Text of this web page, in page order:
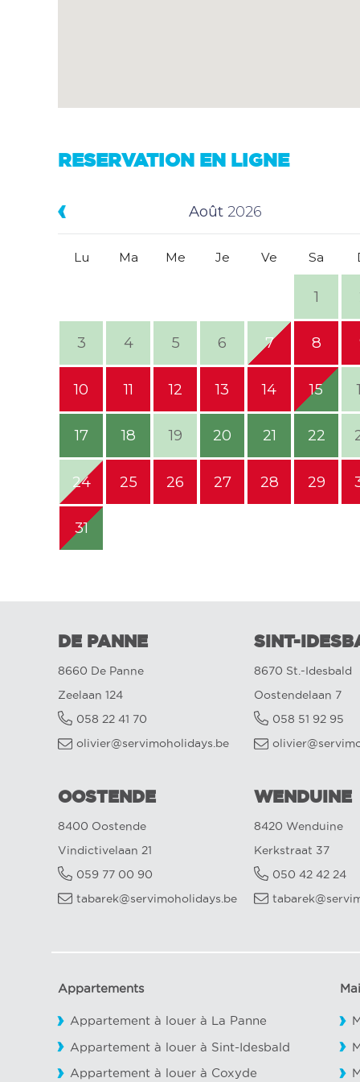
RESERVATION EN LIGNE
Août 2026
Lu Ma Me Je Ve Sa
1
3 4 5 6 7 8
10 11 12 13 14 15
17 18 19 20 21 22
24 25 26 27 28 29
31
DE PANNE
8660 De Panne
Zeelaan 124
058 22 41 70
olivier@servimoholidays.be
SINT-
8670 St.-Idesbald
Oostendelaan 7
058 51 92 95
OOSTENDE
8400 Oostende
Vindictivelaan 21
059 77 00 90
tabarek@servimoholidays.be
WENDUINE
8420 Wenduine
Kerkstraat 37
050 42 42 24
Appartements
Appartement à louer à La Panne
Appartement à louer à Sint-Idesbald
Appartement à louer à Coxyde